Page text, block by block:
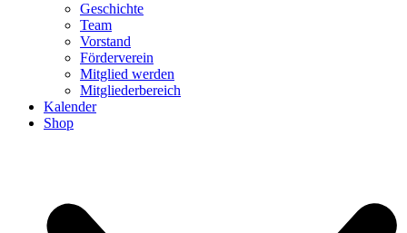
Geschichte
Team
Vorstand
Förderverein
Mitglied werden
Mitgliederbereich
Kalender
Shop